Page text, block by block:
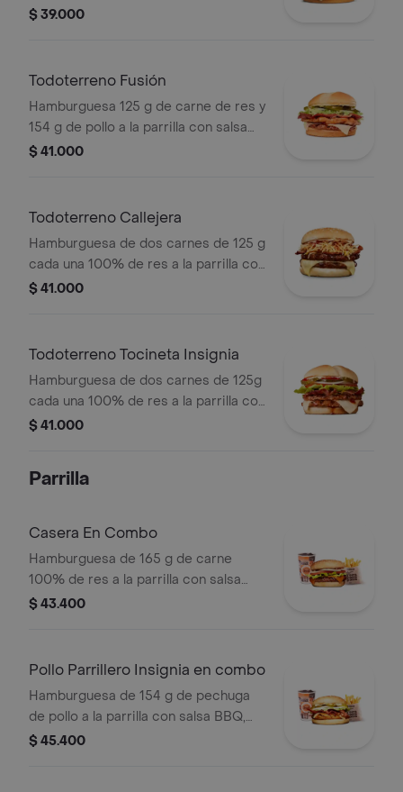
salsa bbq, queso mozzarella, lechuga,
$ 39.000
Todoterreno Fusión
Hamburguesa 125 g de carne de res y
154 g de pollo a la parrilla con salsa
BBQ, tocineta, queso mozzarella,
$ 41.000
Todoterreno Callejera
Hamburguesa de dos carnes de 125 g
cada una 100% de res a la parrilla con
salsa bbq, tocineta, queso mozzarella,
$ 41.000
Todoterreno Tocineta Insignia
Hamburguesa de dos carnes de 125g
cada una 100% de res a la parrilla con
salsa BBQ, tocineta, queso
tomate y mostaza en pan papa
$ 41.000
Parrilla
Casera En Combo
Hamburguesa de 165 g de carne
100% de res a la parrilla con salsa
bbq, queso americano, cebolla,
cascos) + bebida
$ 43.400
Pollo Parrillero Insignia en combo
Hamburguesa de 154 g de pechuga
de pollo a la parrilla con salsa BBQ,
tocineta, una tajada de queso tipo
$ 45.400